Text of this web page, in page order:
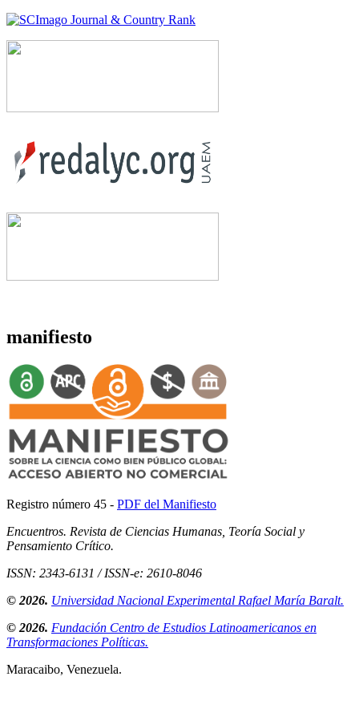
manifiesto
Registro número 45 - PDF del Manifiesto
Encuentros. Revista de Ciencias Humanas, Teoría Social y
Pensamiento Crítico.
ISSN: 2343-6131 / ISSN-e: 2610-8046
© 2026. Universidad Nacional Experimental Rafael María Baralt.
© 2026. Fundación Centro de Estudios Latinoamericanos en
Transformaciones Políticas.
Maracaibo, Venezuela.